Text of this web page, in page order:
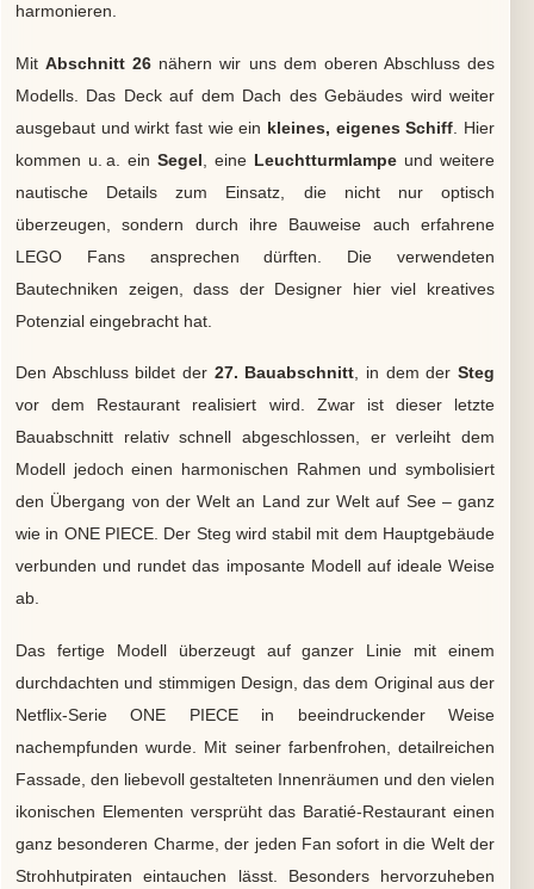
harmonieren.
MitAbschnitt 26 nähern wir uns dem oberen Abschluss des
Modells. Das Deck auf dem Dach des Gebäudes wird weiter
ausgebaut und wirkt fast wie ein kleines, eigenes Schiff . Hier
kommen u. a. ein Segel , eine Leuchtturmlampe und weitere
nautische Details zum Einsatz, die nicht nur optisch
überzeugen, sondern durch ihre Bauweise auch erfahrene
LEGO Fans ansprechen dürften. Die verwendeten
Bautechniken zeigen, dass der Designer hier viel kreatives
Potenzial eingebracht hat.
Den Abschluss bildet der 27. Bauabschnitt, in dem derSteg
vor dem Restaurant realisiert wird. Zwar ist dieser letzte
Bauabschnitt relativ schnell abgeschlossen, er verleiht dem
Modell jedoch einen harmonischen Rahmen und symbolisiert
den Übergang von der Welt an Land zur Welt auf See – ganz
wie in ONE PIECE. Der Steg wird stabil mit dem Hauptgebäude
verbunden und rundet das imposante Modell auf ideale Weise
ab.
Das fertige Modell überzeugt auf ganzer Linie mit einem
durchdachten und stimmigen Design, das dem Original aus der
Netflix-Serie ONE PIECE in beeindruckender Weise
nachempfunden wurde. Mit seiner farbenfrohen, detailreichen
Fassade, den liebevoll gestalteten Innenräumen und den vielen
ikonischen Elementen versprüht das Baratié-Restaurant einen
ganz besonderen Charme, der jeden Fan sofort in die Welt der
Strohhutpiraten eintauchen lässt. Besonders hervorzuheben